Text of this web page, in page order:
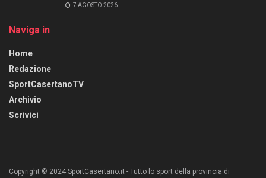
7 AGOSTO 2026
Naviga in
Home
Redazione
SportCasertanoTV
Archivio
Scrivici
Copyright © 2024 SportCasertano.it - Tutto lo sport della provincia di